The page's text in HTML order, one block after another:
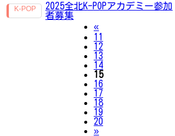
2025全北K-POPアカデミー参加
者募集
«Previous
11
12
13
14
15
16
17
18
19
20
»Next